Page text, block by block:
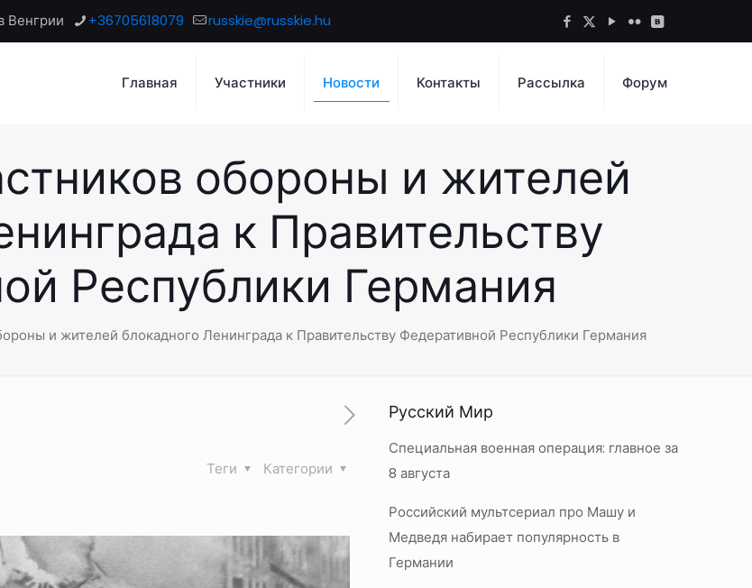
Венгрии +36705618079 russkie@russkie.hu
Главная Участники Новости Контакты Рассылка Форум
обороны и жителей
к Правительству
Республики Германия
и жителей блокадного Ленинграда к Правительству Федеративной Республики Германия
Категории
Теги
Русский Мир
Специальная военная операция: главное за
8 августа
Российский мультсериал про Машу и
Медведя набирает популярность в
Германии